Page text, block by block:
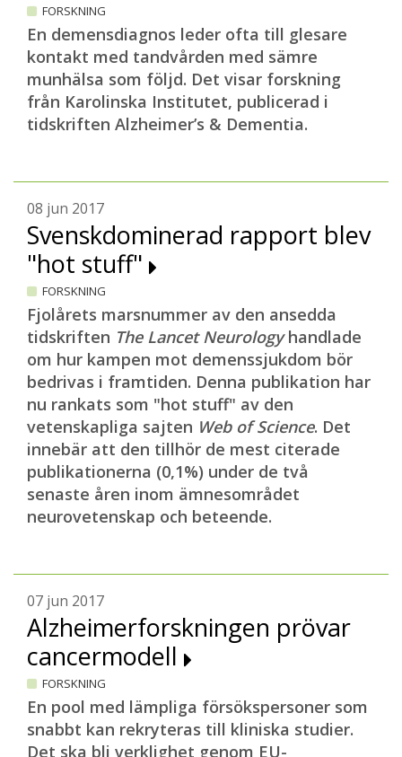
FORSKNING
En demensdiagnos leder ofta till glesare
kontakt med tandvården med sämre
munhälsa som följd. Det visar forskning
från Karolinska Institutet, publicerad i
tidskriften Alzheimer’s & Dementia.
08 jun 2017
Svenskdominerad rapport blev
"hot stuff"
FORSKNING
Fjolårets marsnummer av den ansedda
tidskriften The Lancet Neurologyhandlade
om hur kampen mot demenssjukdom bör
bedrivas i framtiden. Denna publikation har
nu rankats som "hot stuff" av den
vetenskapliga sajten Web of Science. Det
innebär att den tillhör de mest citerade
publikationerna (0,1%) under de två
senaste åren inom ämnesområdet
neurovetenskap och beteende.
07 jun 2017
Alzheimerforskningen prövar
cancermodell
FORSKNING
En pool med lämpliga försökspersoner som
snabbt kan rekryteras till kliniska studier.
Det ska bli verklighet genom EU-